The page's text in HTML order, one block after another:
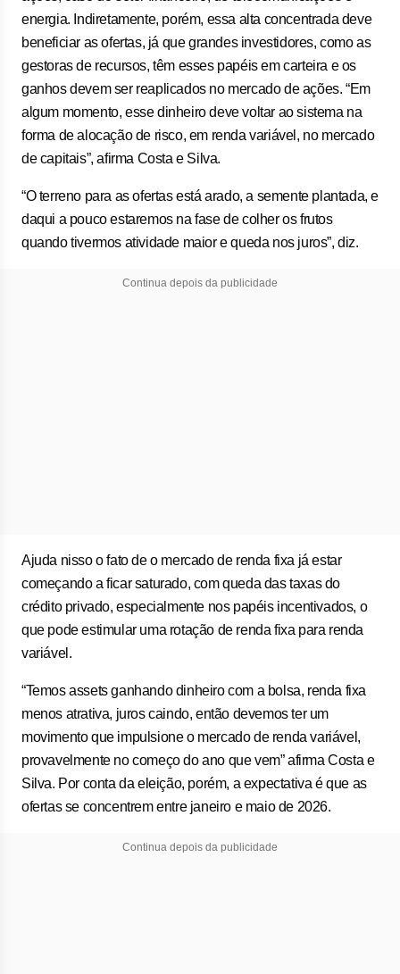
energia. Indiretamente, porém, essa alta concentrada deve
beneficiar as ofertas, já que grandes investidores, como as
gestoras de recursos, têm esses papéis em carteira e os
ganhos devem ser reaplicados no mercado de ações. “Em
algum momento, esse dinheiro deve voltar ao sistema na
forma de alocação de risco, em renda variável, no mercado
de capitais”, afirma Costa e Silva.
“O terreno para as ofertas está arado, a semente plantada, e
daqui a pouco estaremos na fase de colher os frutos
quando tivermos atividade maior e queda nos juros”, diz.
Continua depois da publicidade
Ajuda nisso o fato de o mercado de renda fixa já estar
começando a ficar saturado, com queda das taxas do
crédito privado, especialmente nos papéis incentivados, o
que pode estimular uma rotação de renda fixa para renda
variável.
“Temos assets ganhando dinheiro com a bolsa, renda fixa
menos atrativa, juros caindo, então devemos ter um
movimento que impulsione o mercado de renda variável,
provavelmente no começo do ano que vem” afirma Costa e
Silva. Por conta da eleição, porém, a expectativa é que as
ofertas se concentrem entre janeiro e maio de 2026.
Continua depois da publicidade